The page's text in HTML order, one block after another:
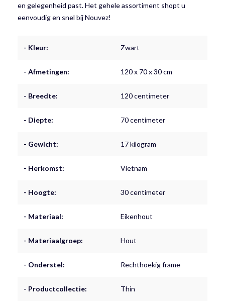
en gelegenheid past. Het gehele assortiment shopt u
eenvoudig en snel bij Nouvez!
- Kleur: Zwart
- Afmetingen: 120 x 70 x 30 cm
- Breedte: 120 centimeter
- Diepte: 70 centimeter
- Gewicht: 17 kilogram
- Herkomst: Vietnam
- Hoogte: 30 centimeter
- Materiaal: Eikenhout
- Materiaalgroep: Hout
- Onderstel: Rechthoekig frame
- Productcollectie: Thin